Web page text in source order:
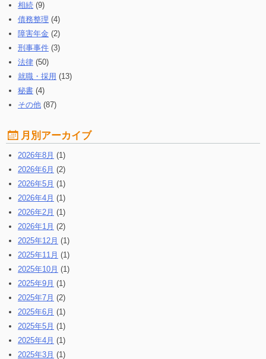
相続 (9)
債務整理 (4)
障害年金 (2)
刑事事件 (3)
法律 (50)
就職・採用 (13)
秘書 (4)
その他 (87)
月別アーカイブ
2026年8月 (1)
2026年6月 (2)
2026年5月 (1)
2026年4月 (1)
2026年2月 (1)
2026年1月 (2)
2025年12月 (1)
2025年11月 (1)
2025年10月 (1)
2025年9月 (1)
2025年7月 (2)
2025年6月 (1)
2025年5月 (1)
2025年4月 (1)
2025年3月 (1)